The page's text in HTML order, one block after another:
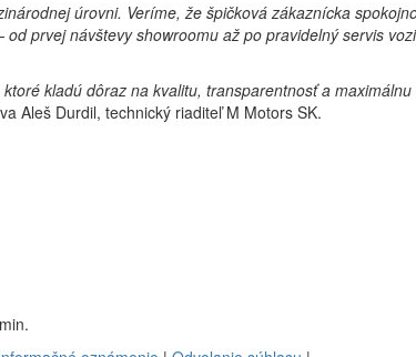
úrovni. Veríme, že špičková zákaznícka
prvej návštevy showroomu až po pravidelný servis
kladú dôraz na kvalitu, transparentnosť a
Aleš Durdil, technický riaditeľ M Motors SK.